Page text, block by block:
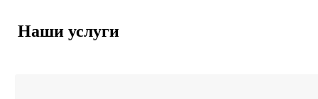
Наши услуги